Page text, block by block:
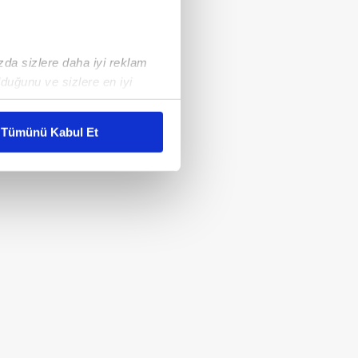
sizlere daha iyi reklam
ve sizlere en iyi
karşılamak
kullanılmaktadır. Bu
sunulması
ve sizlere yönelik
detaylı bilgi için Ayarlar
ve sitemizde ilgili
Tümünü Kabul Et